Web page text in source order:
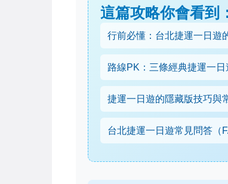
這篇攻略你會看到：
行前必懂：台北捷運一日遊
路線PK：三條經典捷運一
捷運一日遊的隱藏版技巧與
台北捷運一日遊常見問答（